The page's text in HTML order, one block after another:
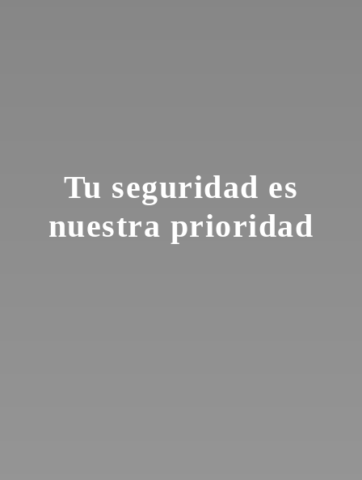
Tu seguridad es
nuestra prioridad